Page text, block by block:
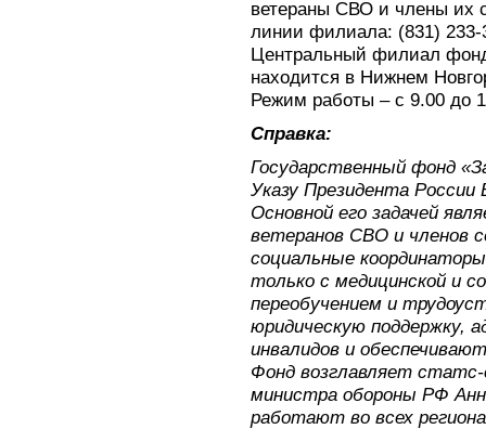
ветераны СВО и члены их
линии филиала: (831)
Центральный филиал
находится в Нижнем
Режим работы – с 9.00 до
Справка:
Государственный фонд
Указу Президента России
Основной его задачей
ветеранов СВО и членов
социальные
только с медицинской и
переобучением и
юридическую поддержку,
инвалидов и
Фонд возглавляет
министра обороны РФ
работают во всех